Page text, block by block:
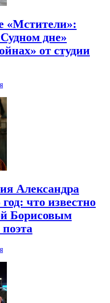
«Мстители»:
дне»
от студии
Александра
что известно
Борисовым